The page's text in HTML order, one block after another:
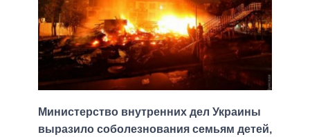
Министерство внутренних дел Украины
выразило соболезнования семьям детей,